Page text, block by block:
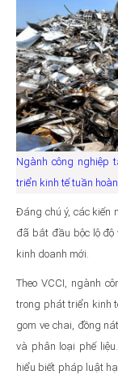
Ngành công nghiệp
triển kinh tế tuần
Đáng chú ý, các kiến
đã bắt đầu bộc lộ độ
kinh doanh mới.
Theo VCCI, ngành
trong phát triển kinh
gom ve chai, đồng
và phân loại phế
hiểu biết pháp luật